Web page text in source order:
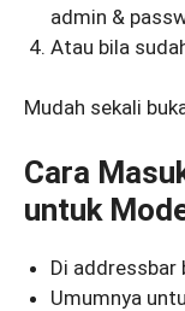
admin &
Atau bila
Mudah sekali
Cara
untuk
Di addressbar
Umumnya